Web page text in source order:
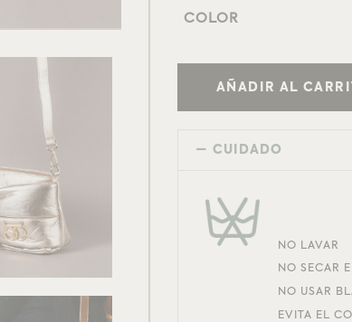
COLOR
AÑADIR AL
CUIDADO
NO LAVAR
NO SECAR
NO USAR
EVITA EL